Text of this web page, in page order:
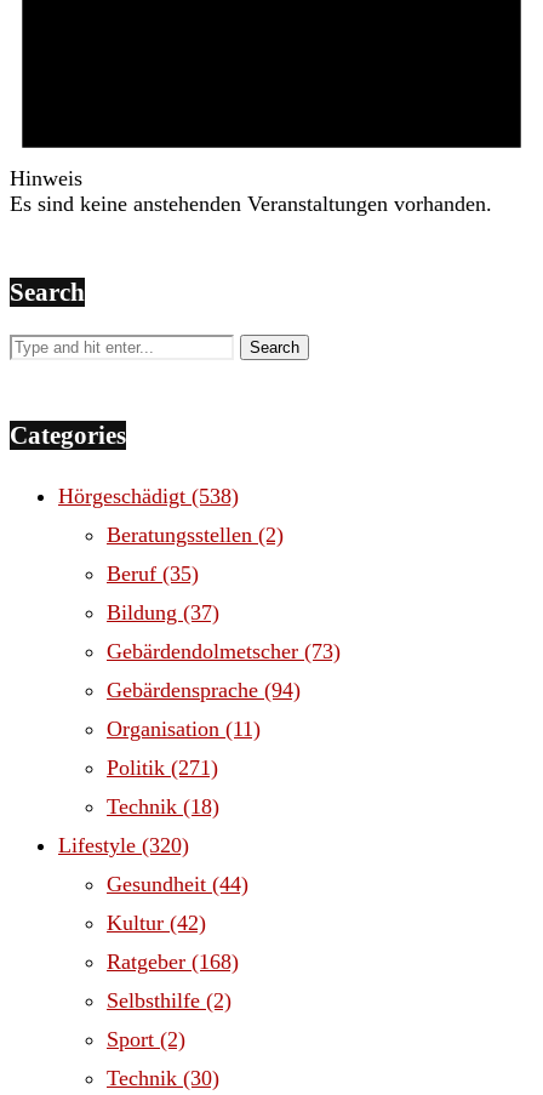
Hinweis
Es sind keine anstehenden Veranstaltungen vorhanden.
Search
Categories
Hörgeschädigt (538)
Beratungsstellen (2)
Beruf (35)
Bildung (37)
Gebärdendolmetscher (73)
Gebärdensprache (94)
Organisation (11)
Politik (271)
Technik (18)
Lifestyle (320)
Gesundheit (44)
Kultur (42)
Ratgeber (168)
Selbsthilfe (2)
Sport (2)
Technik (30)